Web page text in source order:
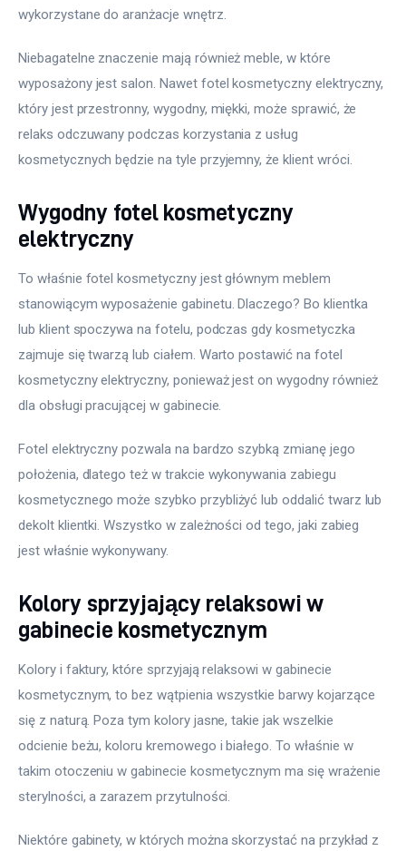
wykorzystane do aranżacje wnętrz.
Niebagatelne znaczenie mają również meble, w które
wyposażony jest salon. Nawet fotel kosmetyczny elektryczny,
który jest przestronny, wygodny, miękki, może sprawić, że
relaks odczuwany podczas korzystania z usług
kosmetycznych będzie na tyle przyjemny, że klient wróci.
Wygodny fotel kosmetyczny
elektryczny
To właśnie fotel kosmetyczny jest głównym meblem
stanowiącym wyposażenie gabinetu. Dlaczego? Bo klientka
lub klient spoczywa na fotelu, podczas gdy kosmetyczka
zajmuje się twarzą lub ciałem. Warto postawić na fotel
kosmetyczny elektryczny, ponieważ jest on wygodny również
dla obsługi pracującej w gabinecie.
Fotel elektryczny pozwala na bardzo szybką zmianę jego
położenia, dlatego też w trakcie wykonywania zabiegu
kosmetycznego może szybko przybliżyć lub oddalić twarz lub
dekolt klientki. Wszystko w zależności od tego, jaki zabieg
jest właśnie wykonywany.
Kolory sprzyjający relaksowi w
gabinecie kosmetycznym
Kolory i faktury, które sprzyjają relaksowi w gabinecie
kosmetycznym, to bez wątpienia wszystkie barwy kojarzące
się z naturą. Poza tym kolory jasne, takie jak wszelkie
odcienie beżu, koloru kremowego i białego. To właśnie w
takim otoczeniu w gabinecie kosmetycznym ma się wrażenie
sterylności, a zarazem przytulności.
Niektóre gabinety, w których można skorzystać na przykład z